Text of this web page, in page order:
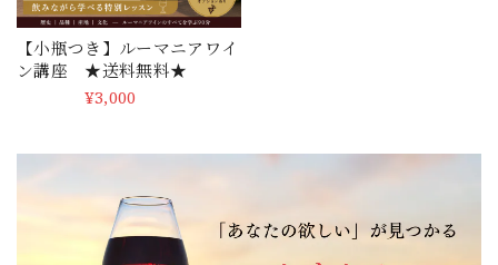
【小瓶つき】ルーマニアワイ
ン講座 ★送料無料★
¥3,000